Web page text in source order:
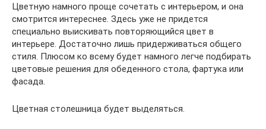
Цветную намного проще сочетать с интерьером, и она
смотрится интереснее. Здесь уже не придется
специально выискивать повторяющийся цвет в
интерьере. Достаточно лишь придерживаться общего
стиля. Плюсом ко всему будет намного легче подбирать
цветовые решения для обеденного стола, фартука или
фасада.
Цветная столешница будет выделяться.